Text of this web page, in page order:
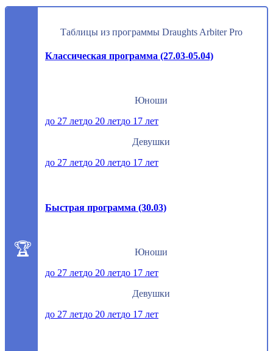
Таблицы из программы Draughts Arbiter Pro
Классическая программа (27.03-05.04)
Юноши
до 27 летдо 20 летдо 17 лет
Девушки
до 27 летдо 20 летдо 17 лет
Быстрая программа (30.03)
Юноши
до 27 летдо 20 летдо 17 лет
Девушки
до 27 летдо 20 летдо 17 лет